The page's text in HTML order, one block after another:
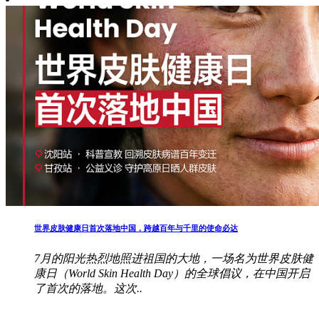
世界皮肤健康日首次落地中国，跨越百年与千里的使命必达
7月的阳光热烈地照进祖国的大地，一场名为世界皮肤健
康日（World Skin Health Day）的全球倡议，在中国开启
了首次的落地。这次..